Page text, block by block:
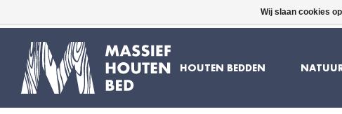
GRATIS BEZORGD
HOUTEN BEDDEN
Wij slaan cookies